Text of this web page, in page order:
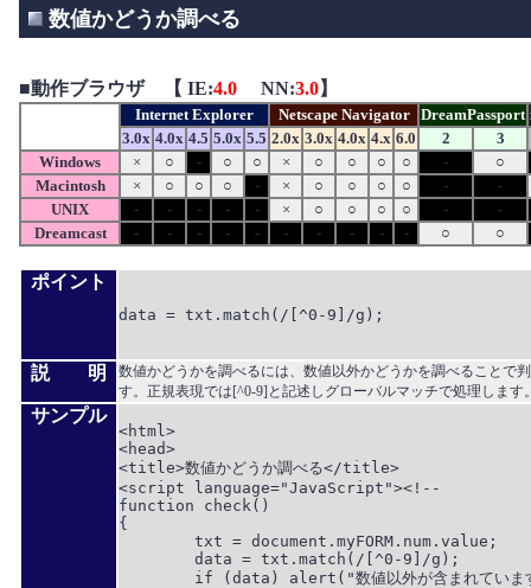
数値かどうか調べる
■動作ブラウザ 【 IE:4.0 NN:3.0】
Internet Explorer Netscape Navigator DreamPassport
3.0x 4.0x 4.5 5.0x 5.5 2.0x 3.0x 4.0x 4.x 6.0 2
3
Windows
× ○ - ○ ○ × ○ ○ ○ ○ -
○
Macintosh
× ○ ○ ○ - × ○ ○ ○ ○ -
-
UNIX
- - - - - × ○ ○ ○ ○ -
-
Dreamcast
- - - - - - - - - - ○ ○
ポイント
data = txt.match(/[^0-9]/g);
説 明
数値かどうかを調べるには、数値以外かどうかを調べることで
す。正規表現では[^0-9]と記述しグローバルマッチで処理します
サンプル
<html>
<head>
<title>数値かどうか調べる</title>
<script language="JavaScript"><!--
function check()
{